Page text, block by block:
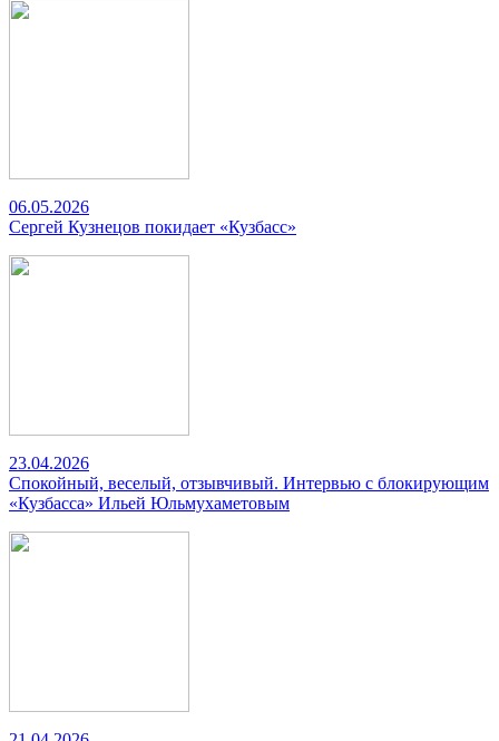
06.05.2026
Сергей Кузнецов покидает «Кузбасс»
23.04.2026
Спокойный, веселый, отзывчивый. Интервью с блокирующим
«Кузбасса» Ильей Юльмухаметовым